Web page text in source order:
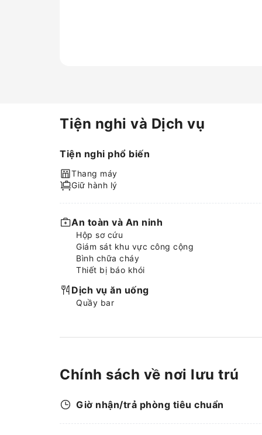
Tiện nghi và Dịch vụ
Tiện nghi phổ biến
Thang máy
Giữ hành lý
An toàn và An ninh
Hộp sơ cứu
Giám sát khu vực công cộng
Bình chữa cháy
Thiết bị báo khói
Dịch vụ ăn uống
Quầy bar
Chính sách về nơi lưu trú
Giờ nhận/trả phòng tiêu chuẩn